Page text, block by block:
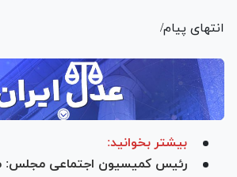
انتهای پیام/
بیشتر بخوانید:
رئیس کمیسیون اجتماعی مجلس: